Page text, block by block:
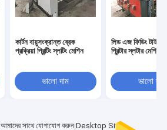
কার্টন বায়ুসংক্রান্ত ব্রেক
প্রক্রিয়া প্রিন্টিং স্লটিং মেশিন
ভালো দাম
লিড এজ ফিডিং টাইপ
প্রিন্টার স্লটার মেশিন
ভালো দাম
আমাদের সাথে যোগাযোগ করুন Desktop Site